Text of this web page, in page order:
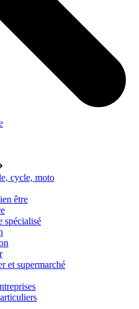
cycle, moto
être
spécialisé
et supermarché